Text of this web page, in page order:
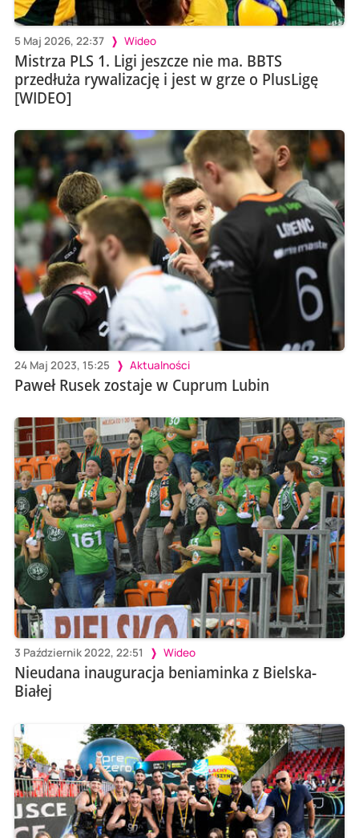
5 Maj 2026, 22:37 Wideo
Mistrza PLS 1. Ligi jeszcze nie ma. BBTS
przedłuża rywalizację i jest w grze o PlusLigę
[WIDEO]
24 Maj 2023, 15:25 Aktualności
Paweł Rusek zostaje w Cuprum Lubin
3 Październik 2022, 22:51 Wideo
Nieudana inauguracja beniaminka z Bielska-
Białej